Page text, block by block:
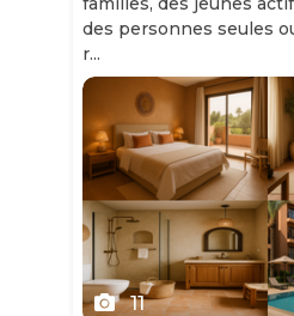
des personnes seules
r...
Slide 1 of 11
11